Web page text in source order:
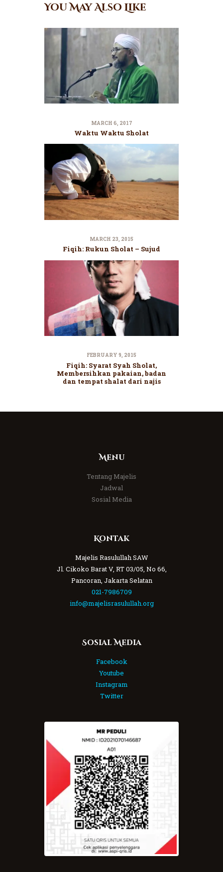
You May Also Like
MARCH 6, 2017
Waktu Waktu Sholat
MARCH 23, 2015
Fiqih: Rukun Sholat – Sujud
FEBRUARY 9, 2015
Fiqih: Syarat Syah Sholat,
Membersihkan pakaian, badan
dan tempat shalat dari najis
Menu
Tentang Majelis
Jadwal
Sosial Media
Kontak
Majelis Rasulullah SAW
Jl. Cikoko Barat V, RT 03/05, No 66,
Pancoran, Jakarta Selatan
021-7986709
info@majelisrasulullah.org
Sosial Media
Facebook
Youtube
Instagram
Twitter